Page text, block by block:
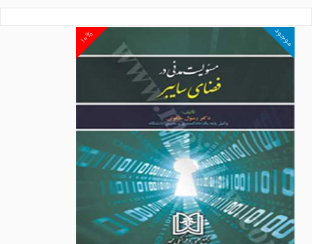
۱۰% موجود